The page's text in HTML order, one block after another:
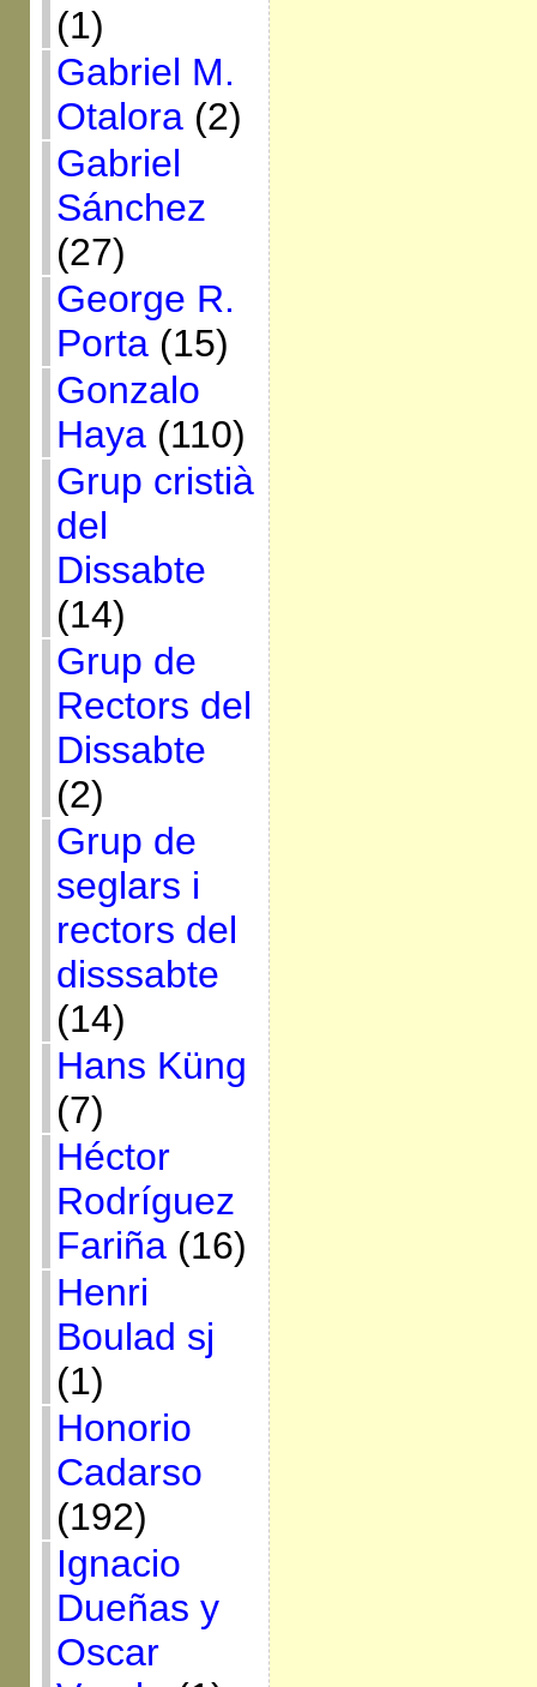
(1)
Gabriel M.
Otalora(2)
Gabriel
Sánchez
(27)
George R.
Porta(15)
Gonzalo
Haya(110)
Grup cristià
del
Dissabte
(14)
Grup de
Rectors del
Dissabte
(2)
Grup de
seglars i
rectors del
disssabte
(14)
Hans Küng
(7)
Héctor
Rodríguez
Fariña(16)
Henri
Boulad sj
(1)
Honorio
Cadarso
(192)
Ignacio
Dueñas y
Oscar